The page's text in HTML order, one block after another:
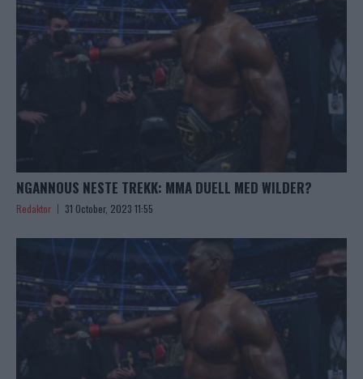
NGANNOUS NESTE TREKK: MMA DUELL MED WILDER?
Redaktor 31 October, 2023 11:55